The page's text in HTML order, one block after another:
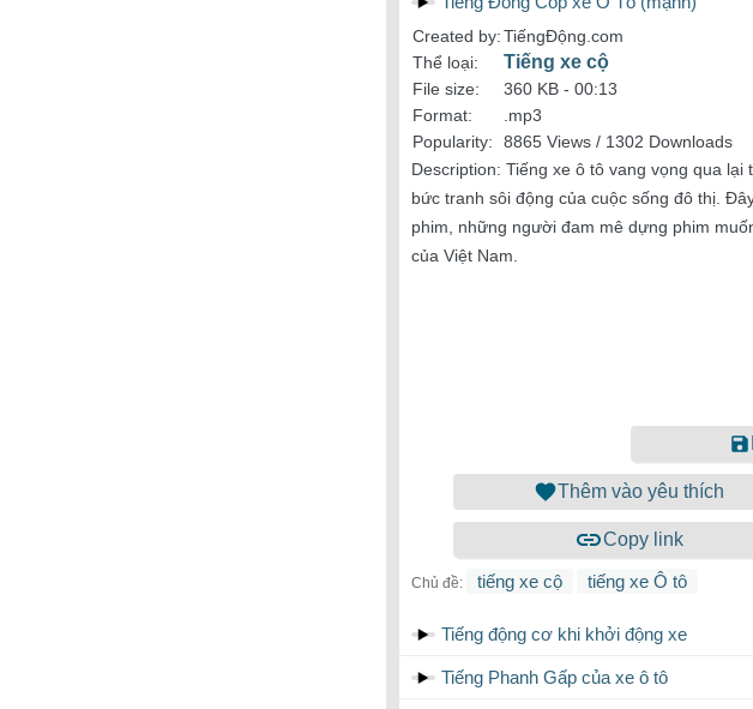
Created by:TiếngĐộng.com
Thể loại:
Tiếng xe cộ
File size: 360 KB - 00:13
Format:
.mp3
Popularity:
8865 Views / 1302 Downloads
Description: Tiếng xe ô tô vang vọng qua
bức tranh sôi động của cuộc sống đô thị.
phim, những người đam mê dựng phim
của Việt Nam.
Thêm vào yêu thích
Copy link
Chủ đề: tiếng xe cộ tiếng xe Ô tô
Tiếng động cơ khi khởi động xe
Tiếng Phanh Gấp của xe ô tô